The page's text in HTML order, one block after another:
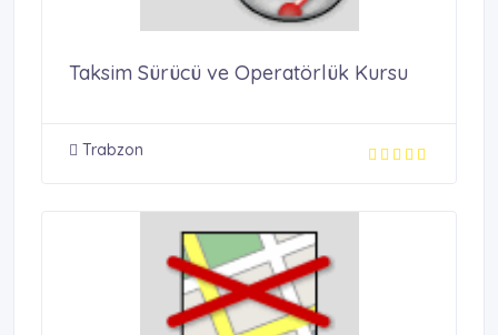
Taksim Sürücü ve Operatörlük Kursu
Trabzon